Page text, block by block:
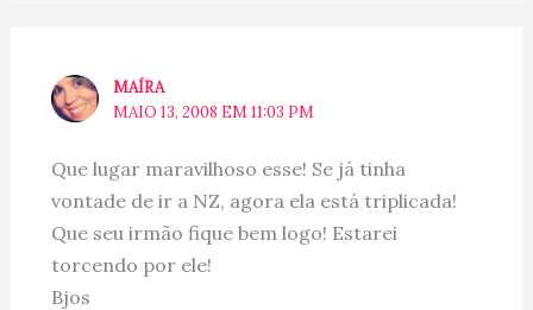
MAÍRA
MAIO 13, 2008 EM 11:03 PM
Que lugar maravilhoso esse! Se já tinha
vontade de ir a NZ, agora ela está triplicada!
Que seu irmão fique bem logo! Estarei
torcendo por ele!
Bjos